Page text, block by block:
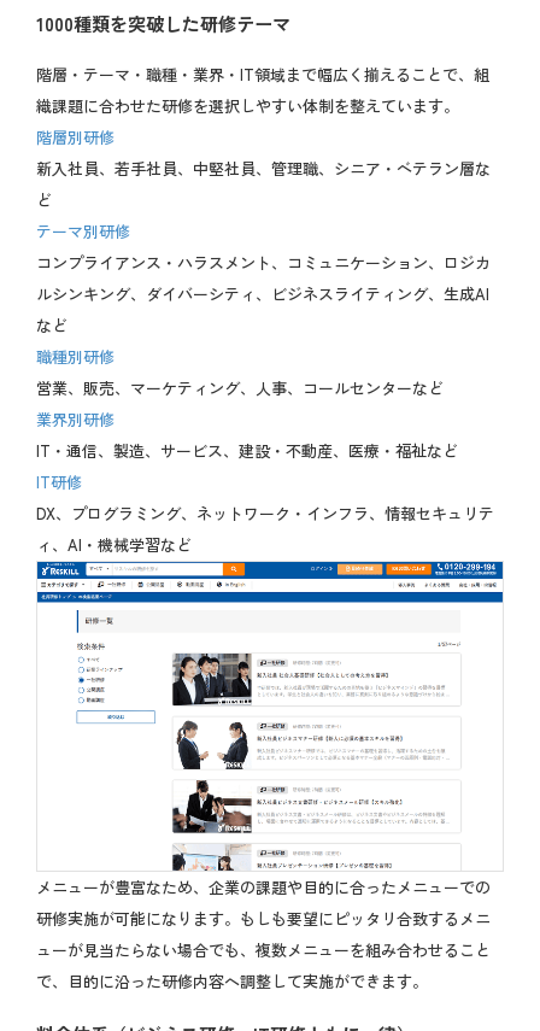
1000種類を突破した研修テーマ
階層・テーマ・職種・業界・IT領域まで幅広く揃えることで、組
織課題に合わせた研修を選択しやすい体制を整えています。
階層別研修
新入社員、若手社員、中堅社員、管理職、シニア・ベテラン層な
ど
テーマ別研修
コンプライアンス・ハラスメント、コミュニケーション、ロジカ
ルシンキング、ダイバーシティ、ビジネスライティング、生成AI
など
職種別研修
営業、販売、マーケティング、人事、コールセンターなど
業界別研修
IT・通信、製造、サービス、建設・不動産、医療・福祉など
IT研修
DX、プログラミング、ネットワーク・インフラ、情報セキュリテ
ィ、AI・機械学習など
メニューが豊富なため、企業の課題や目的に合ったメニューでの
研修実施が可能になります。もしも要望にピッタリ合致するメニ
ューが見当たらない場合でも、複数メニューを組み合わせること
で、目的に沿った研修内容へ調整して実施ができます。